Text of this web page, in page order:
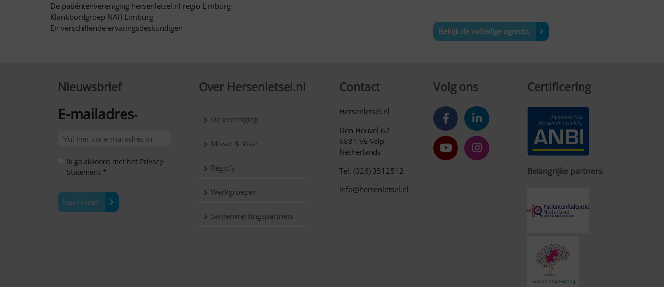
De patiëntenvereniging hersenletsel.nl regio Limburg
Klankbordgroep NAH Limburg
En verschillende ervaringsdeskundigen
Bekijk de volledige agenda
Nieuwsbrief
E-mailadres*
Ik ga akkoord met het Privacy
Statement *
Inschrijven
Over Hersenletsel.nl
De vereniging
Missie & Visie
Regio’s
Werkgroepen
Samenwerkingspartners
Contact
Hersenletsel.nl
Den Heuvel 62
6881 VE Velp
Netherlands
Tel. (026) 3512512
info@hersenletsel.nl
Volg ons Certificering
Belangrijke partners